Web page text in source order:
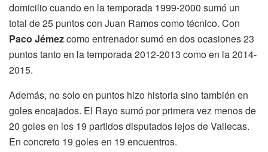
domicilio cuando en la temporada 1999-2000 sumó un
total de 25 puntos con Juan Ramos como técnico. Con
Paco Jémezcomo entrenador sumó en dos ocasiones 23
puntos tanto en la temporada 2012-2013 como en la 2014-
2015.
Además, no solo en puntos hizo historia sino también en
goles encajados. El Rayo sumó por primera vez menos de
20 goles en los 19 partidos disputados lejos de Vallecas.
En concreto 19 goles en 19 encuentros.